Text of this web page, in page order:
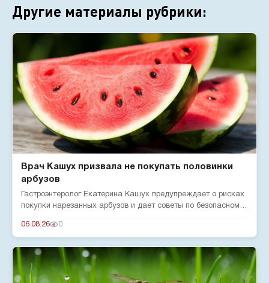
Другие материалы рубрики:
Врач Кашух призвала не покупать половинки
арбузов
Гастроэнтеролог Екатерина Кашух предупреждает о рисках
покупки нарезанных арбузов и дает советы по безопасному
06.08.26 0